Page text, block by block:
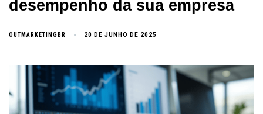
desempenho da sua empresa
OUTMARKETINGBR 20 DE JUNHO DE 2025